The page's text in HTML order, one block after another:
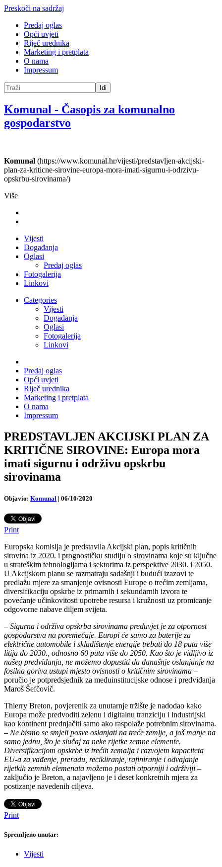
Preskoči na sadržaj
Predaj oglas
Opći uvjeti
Riječ urednika
Marketing i pretplata
O nama
Impressum
Idi
Komunal - Časopis za komunalno
gospodarstvo
Komunal (https://www.komunal.hr/vijesti/predstavljen-akcijski-
plan-za-kriticne-sirovine-europa-mora-imati-sigurnu-i-odrzivu-
opskrbu-sirovinama/)
Više
Vijesti
Događanja
Oglasi
Predaj oglas
Fotogalerija
Linkovi
Categories
Vijesti
Događanja
Oglasi
Fotogalerija
Linkovi
Predaj oglas
Opći uvjeti
Riječ urednika
Marketing i pretplata
O nama
Impressum
PREDSTAVLJEN AKCIJSKI PLAN ZA
KRITIČNE SIROVINE: Europa mora
imati sigurnu i održivu opskrbu
sirovinama
Objavio: Komunal | 06/10/2020
Print
Europska komisija je predstavila Akcijski plan, popis kritičnih
sirovina iz 2020. i prognostičku studiju o sirovinama koje su ključne
u strateškim tehnologijama i sektorima iz perspektive 2030. i 2050.
U Akcijskom planu se razmatraju sadašnji i budući izazovi te
predlažu mjere za smanjenje ovisnosti Europe o trećim zemljama,
diversifikaciju opskrbe iz primarnih i sekundarnih izvora te
povećanje učinkovitosti upotrebe resursa i kružnosti uz promicanje
odgovorne nabave diljem svijeta.
– Sigurna i održiva opskrba sirovinama preduvjet je za otpornost
gospodarstva na poremećaje. Europi će samo za baterije za
električne automobile i skladištenje energije trebati do 18 puta više
litija do 2030., odnosno 60 puta više do 2050. Kao što je vidljivo iz
našeg predviđanja, ne možemo dopustiti da današnje oslanjanje na
fosilna goriva ustupi mjesto ovisnosti o kritičnim sirovinama –
poručio je potpredsjednik za međuinstitucijske odnose i predviđanja
Maroš Šefčovič.
Thierry Breton, povjerenik za unutarnje tržište je nadodao kako
Europa može predvoditi zelenu i digitalnu tranziciju i industrijski
kao kontinent prednjačiti samo ako raspolaže potrebnim sirovinama.
– Ne bismo se smjeli posve oslanjati na treće zemlje, a još manje na
samo jednu, što je slučaj za neke rijetke zemne elemente.
Diversifikacijom opskrbe iz trećih zemalja i razvojem kapaciteta
EU-a za vađenje, preradu, recikliranje, rafiniranje i odvajanje
rijetkih zemnih elemenata možemo postati otporniji i održiviji –
zaključio je Breton, a najavljeno je i deset konkretnih mjera za
postizanje navedenih ciljeva.
Print
Spremljeno unutar:
Vijesti